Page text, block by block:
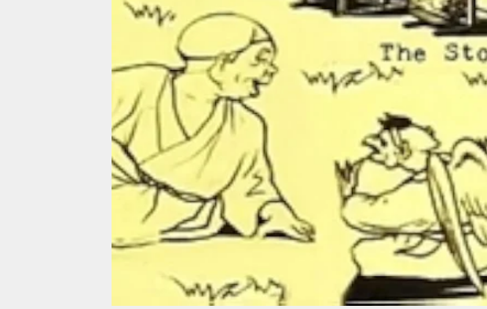
Director
Herbert J.
Biberman
Director
Sidney Lumet